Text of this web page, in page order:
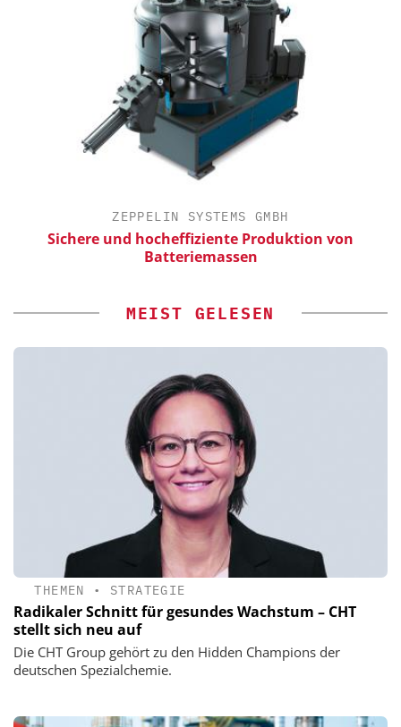
ZEPPELIN SYSTEMS GMBH
Sichere und hocheffiziente Produktion von
Batteriemassen
MEIST GELESEN
THEMEN • STRATEGIE
Radikaler Schnitt für gesundes Wachstum – CHT
stellt sich neu auf
Die CHT Group gehört zu den Hidden Champions der
deutschen Spezialchemie.